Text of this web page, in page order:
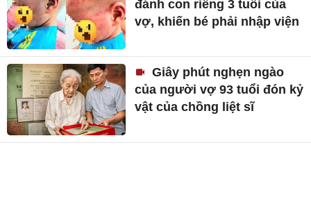
đánh con riêng 3 tuổi của
vợ, khiến bé phải nhập viện
Giây phút nghẹn ngào
của người vợ 93 tuổi đón kỷ
vật của chồng liệt sĩ